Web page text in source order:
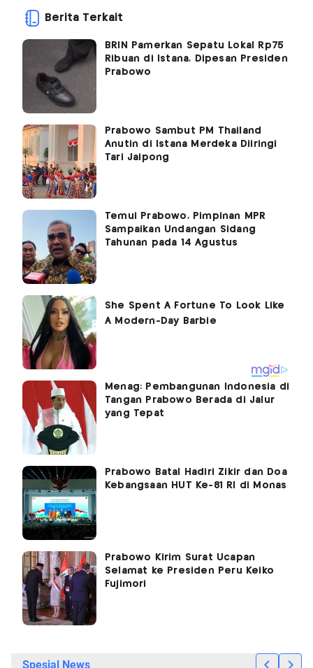
Berita Terkait
BRIN Pamerkan Sepatu Lokal Rp75
Ribuan di Istana, Dipesan Presiden
Prabowo
Prabowo Sambut PM Thailand
Anutin di Istana Merdeka Diiringi
Tari Jaipong
Temui Prabowo, Pimpinan MPR
Sampaikan Undangan Sidang
Tahunan pada 14 Agustus
Menag: Pembangunan Indonesia di
Tangan Prabowo Berada di Jalur
yang Tepat
Prabowo Batal Hadiri Zikir dan Doa
Kebangsaan HUT Ke-81 RI di Monas
Prabowo Kirim Surat Ucapan
Selamat ke Presiden Peru Keiko
Fujimori